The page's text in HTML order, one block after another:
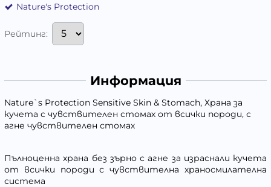
Nature's Protection
Рейтинг:
Информация
Nature`s Protection Sensitive Skin & Stomach, Храна за
кучета с чувствителен стомах от всички породи, с
агне чувствителен стомах
Пълноценна храна без зърно с агне за израснали кучета
от всички породи с чувствителна храносмилателна
система